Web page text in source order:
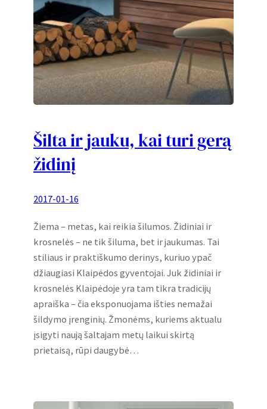
Šilta ir jauku, kai turi gerą
židinį
2017-01-16
Žiema – metas, kai reikia šilumos. Židiniai ir
krosnelės – ne tik šiluma, bet ir jaukumas. Tai
stiliaus ir praktiškumo derinys, kuriuo ypač
džiaugiasi Klaipėdos gyventojai. Juk židiniai ir
krosnelės Klaipėdoje yra tam tikra tradicijų
apraiška – čia eksponuojama išties nemažai
šildymo įrenginių. Žmonėms, kuriems aktualu
įsigyti naują šaltajam metų laikui skirtą
prietaisą, rūpi daugybė…